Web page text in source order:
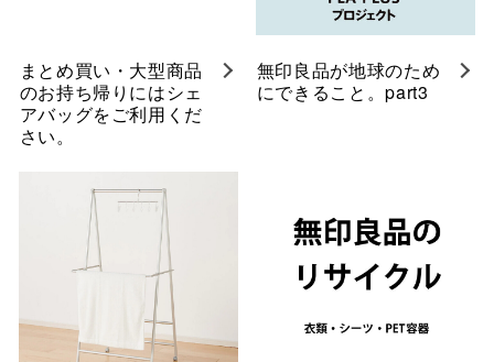
まとめ買い・大型商品
のお持ち帰りにはシェ
アバッグをご利用くだ
さい。
無印良品が地球のため
にできること。part3